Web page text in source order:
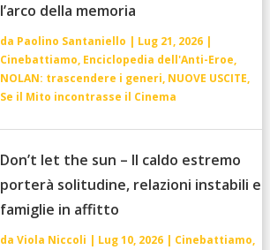
l’arco della memoria
da Paolino Santaniello | Lug 21, 2026|
Cinebattiamo, Enciclopedia dell'Anti-Eroe,
NOLAN: trascendere i generi, NUOVE USCITE,
Se il Mito incontrasse il Cinema
Don’t let the sun – Il caldo estremo
porterà solitudine, relazioni instabili e
famiglie in affitto
da Viola Niccoli | Lug 10, 2026| Cinebattiamo,